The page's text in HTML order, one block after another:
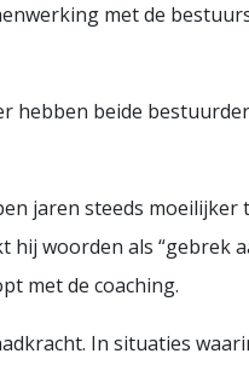
met de
hebben beide
jaren steeds moeilijker
woorden als “gebrek
met de coaching.
In situaties